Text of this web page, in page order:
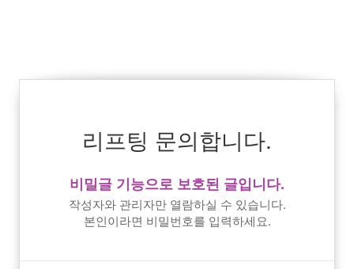
리프팅 문의합니다.
비밀글 기능으로 보호된 글입니다.
작성자와 관리자만 열람하실 수 있습니다.
본인이라면 비밀번호를 입력하세요.